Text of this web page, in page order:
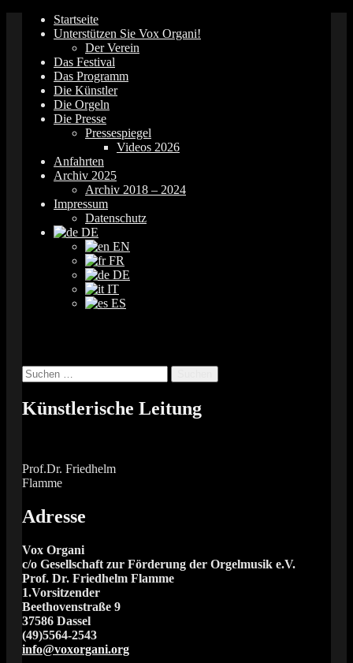
Springe
zum
Startseite
Unterstützen Sie Vox Organi!
Der Verein
Das Festival
Das Programm
Die Künstler
Die Orgeln
Die Presse
Pressespiegel
Videos 2026
Anfahrten
Archiv 2025
Archiv 2018 – 2024
Impressum
Datenschutz
DE
EN
FR
DE
IT
ES
Suchen
nach:
Künstlerische Leitung
Prof.Dr. Friedhelm
Flamme
Adresse
Vox Organi
c/o Gesellschaft zur Förderung der Orgelmusik e.V.
Prof. Dr. Friedhelm Flamme
1.Vorsitzender
Beethovenstraße 9
37586 Dassel
(49)5564-2543
info@voxorgani.org